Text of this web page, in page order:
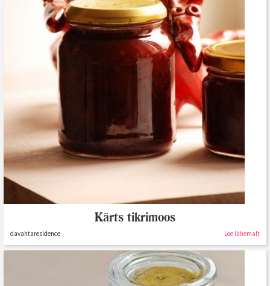
Kärts tikrimoos
davahtaresidence Loe lähemalt